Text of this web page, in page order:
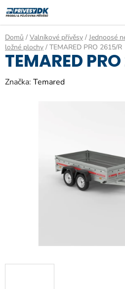
na
obsah
Domů / Valníkové přívěsy / Jednoosé
ložné plochy / TEMARED PRO 2615/R
TEMARED
Značka: Temared